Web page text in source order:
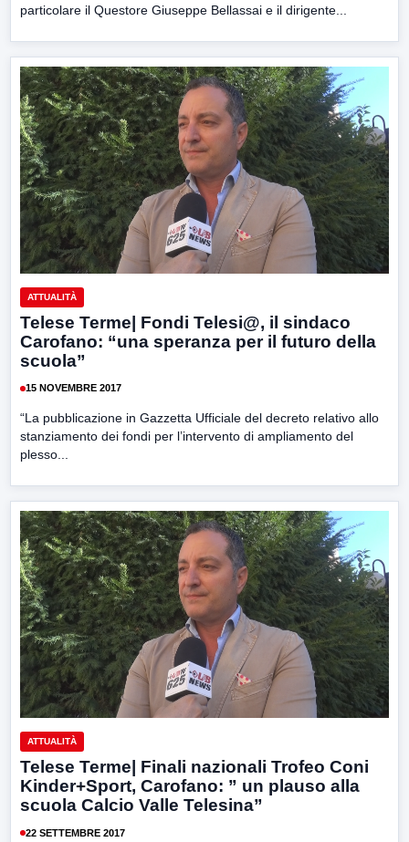
particolare il Questore Giuseppe Bellassai e il dirigente...
ATTUALITÀ
Telese Terme| Fondi Telesi@, il sindaco
Carofano: “una speranza per il futuro della
scuola”
15 NOVEMBRE 2017
“La pubblicazione in Gazzetta Ufficiale del decreto relativo allo
stanziamento dei fondi per l’intervento di ampliamento del
plesso...
ATTUALITÀ
Telese Terme| Finali nazionali Trofeo Coni
Kinder+Sport, Carofano: ” un plauso alla
scuola Calcio Valle Telesina”
22 SETTEMBRE 2017